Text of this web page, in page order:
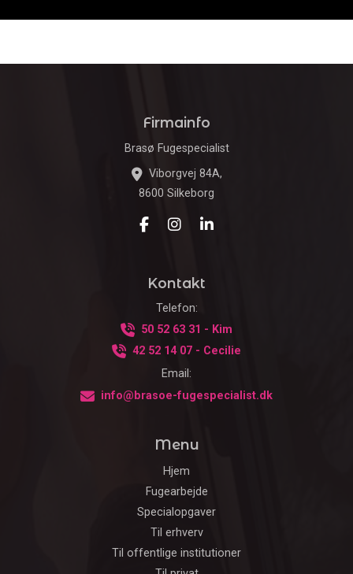
Firmainfo
Brasø Fugespecialist
Viborgvej 84A,
8600 Silkeborg
Kontakt
Telefon:
50 52 63 31 - Kim
42 52 14 07 - Cecilie
Email:
info@brasoe-fugespecialist.dk
Menu
Hjem
Fugearbejde
Specialopgaver
Til erhverv
Til offentlige institutioner